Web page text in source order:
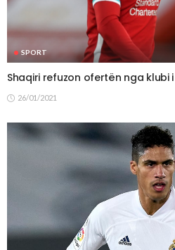
SPORT
Shaqiri refuzon ofertën nga klubi
26/01/2021